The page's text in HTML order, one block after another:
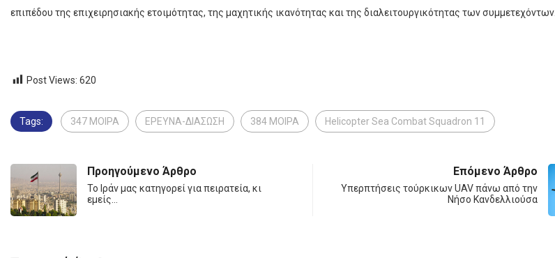
επιπέδου της επιχειρησιακής ετοιμότητας, της μαχητικής ικανότητας και της διαλειτουργικότητας των συμμετεχόντων.
Post Views: 620
Tags: 347 ΜΟΙΡΑ ΕΡΕΥΝΑ-ΔΙΑΣΩΣΗ 384 ΜΟΙΡΑ Helicopter Sea Combat Squadron 11
Προηγούμενο Άρθρο
Το Ιράν μας κατηγορεί για πειρατεία, κι
εμείς…
Επόμενο Άρθρο
Υπερπτήσεις τούρκικων UAV πάνω από την
Νήσο Κανδελλιούσα